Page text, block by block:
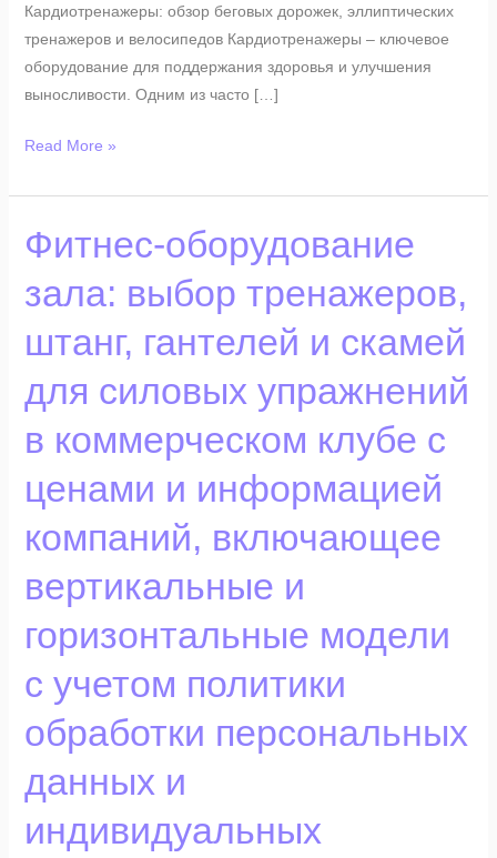
Кардиотренажеры: обзор беговых дорожек, эллиптических
тренажеров и велосипедов Кардиотренажеры – ключевое
оборудование для поддержания здоровья и улучшения
выносливости. Одним из часто […]
Read More »
Фитнес-оборудование
зала: выбор тренажеров,
штанг, гантелей и скамей
для силовых упражнений
в коммерческом клубе с
ценами и информацией
компаний, включающее
вертикальные и
горизонтальные модели
с учетом политики
обработки персональных
данных и
индивидуальных
Фитнес-
оборудование
зала:
тренажеров,
гантелей
скамей
для
силовых
упражнений
коммерческом
с
ценами
информацией
компаний,
включающее
и